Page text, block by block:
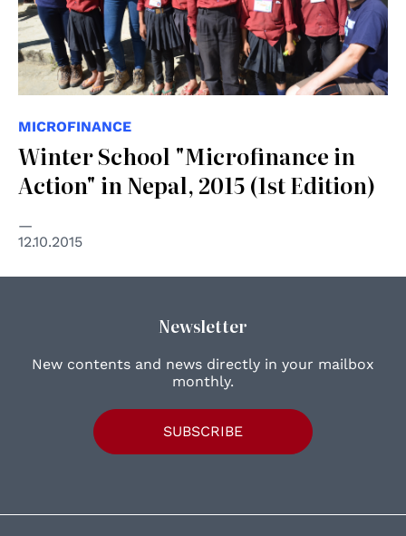
MICROFINANCE
Winter School "Microfinance in
Action" in Nepal, 2015 (1st Edition)
12.10.2015
Newsletter
New contents and news directly in your mailbox
monthly.
SUBSCRIBE